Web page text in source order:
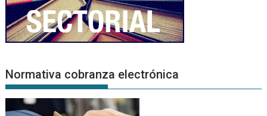
Normativa cobranza electrónica